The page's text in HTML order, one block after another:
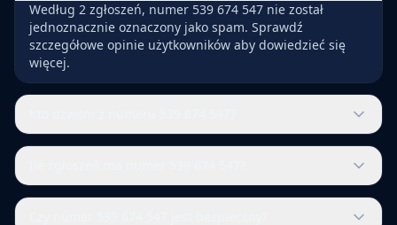
Według 2 zgłoszeń, numer 539 674 547 nie został
jednoznacznie oznaczony jako spam. Sprawdź
szczegółowe opinie użytkowników aby dowiedzieć się
więcej.